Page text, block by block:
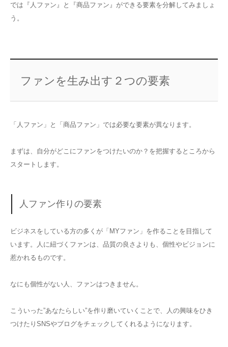
では『人ファン』と『商品ファン』ができる要素を分解してみましょ
う。
ファンを生み出す２つの要素
「人ファン」と「商品ファン」では必要な要素が異なります。
まずは、自分がどこにファンをつけたいのか？を把握するところから
スタートします。
人ファン作りの要素
ビジネスをしている方の多くが「MYファン」を作ることを目指して
います。人に紐づくファンは、品質の良さよりも、個性やビジョンに
惹かれるものです。
なにも個性がない人、ファンはつきません。
こういった”あなたらしい”を作り磨いていくことで、人の興味をひき
つけたりSNSやブログをチェックしてくれるようになります。